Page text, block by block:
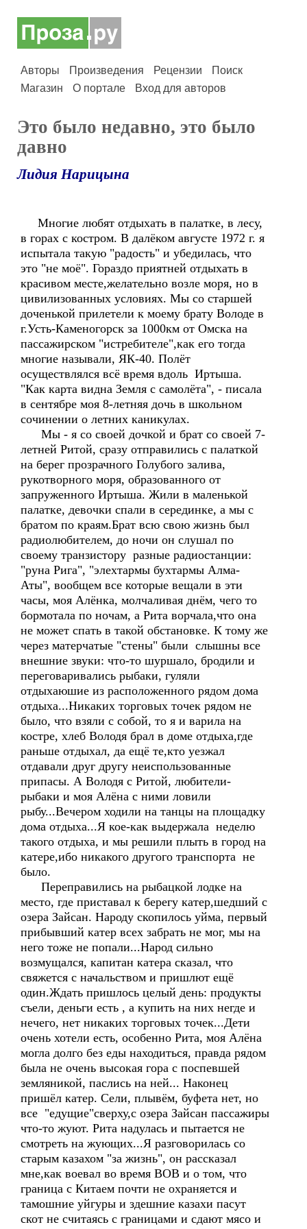
Авторы Произведения Рецензии
Поиск
Магазин
О портале Вход для авторов
Это было недавно, это было
давно
Лидия Нарицына
Многие любят отдыхать в палатке, в лесу,
в горах с костром. В далёком августе 1972 г. я
испытала такую "радость" и убедилась, что
это "не моё". Гораздо приятней отдыхать в
красивом месте,желательно возле моря, но в
цивилизованных условиях. Мы со старшей
доченькой прилетели к моему брату Володе в
г.Усть-Каменогорск за 1000км от Омска на
пассажирском "истребителе",как его тогда
многие называли, ЯК-40. Полёт
осуществлялся всё время вдоль Иртыша.
"Как карта видна Земля с самолёта", - писала
в сентябре моя 8-летняя дочь в школьном
сочинении о летних каникулах.
Мы - я со своей дочкой и брат со своей 7-
летней Ритой, сразу отправились с палаткой
на берег прозрачного Голубого залива,
рукотворного моря, образованного от
запруженного Иртыша. Жили в маленькой
палатке, девочки спали в серединке, а мы с
братом по краям.Брат всю свою жизнь был
радиолюбителем, до ночи он слушал по
своему транзистору разные радиостанции:
"руна Рига", "элехтармы бухтармы Алма-
Аты", вообщем все которые вещали в эти
часы, моя Алёнка, молчаливая днём, чего то
бормотала по ночам, а Рита ворчала,что она
не может спать в такой обстановке. К тому же
через матерчатые "стены" были слышны все
внешние звуки: что-то шуршало, бродили и
переговаривались рыбаки, гуляли
отдыхаюшие из расположенного рядом дома
отдыха...Никаких торговых точек рядом не
было, что взяли с собой, то я и варила на
костре, хлеб Володя брал в доме отдыха,где
раньше отдыхал, да ещё те,кто уезжал
отдавали друг другу неиспользованные
припасы. А Володя с Ритой, любители-
рыбаки и моя Алёна с ними ловили
рыбу...Вечером ходили на танцы на площадку
дома отдыха...Я кое-как выдержала неделю
такого отдыха, и мы решили плыть в город на
катере,ибо никакого другого транспорта не
было.
Переправились на рыбацкой лодке на
место, где приставал к берегу катер,шедший с
озера Зайсан. Народу скопилось уйма, первый
прибывший катер всех забрать не мог, мы на
него тоже не попали...Народ сильно
возмущался, капитан катера сказал, что
свяжется с начальством и пришлют ещё
один.Ждать пришлось целый день: продукты
съели, деньги есть , а купить на них негде и
нечего, нет никаких торговых точек...Дети
очень хотели есть, особенно Рита, моя Алёна
могла долго без еды находиться, правда рядом
была не очень высокая гора с поспевшей
земляникой, паслись на ней... Наконец
пришёл катер. Сели, плывём, буфета нет, но
все "едущие"сверху,с озера Зайсан пассажиры
что-то жуют. Рита надулась и пытается не
смотреть на жующих...Я разговорилась со
старым казахом "за жизнь", он рассказал
мне,как воевал во время ВОВ и о том, что
граница с Китаем почти не охраняется и
тамошние уйгуры и здешние казахи пасут
скот не считаясь с границами и сдают мясо и